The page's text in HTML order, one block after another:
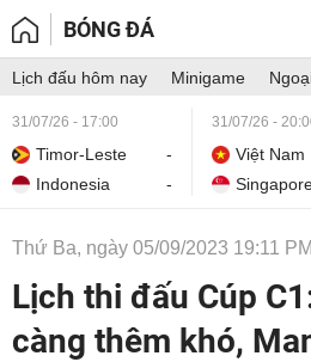
BÓNG ĐÁ
Lịch đấu hôm nay Minigame
31/07/26 - 17:00
Timor-Leste
-
Indonesia
-
31/07/26 -
Việt Nam
Thứ Ba, ngày 05/09/2023 19:11 PM
Lịch thi đấu Cúp
càng thêm khó,